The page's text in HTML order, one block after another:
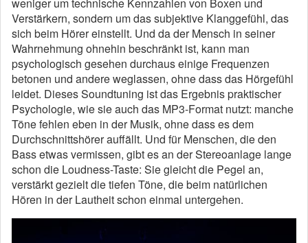
Verstärkern, sondern um das subjektive Klanggefühl, das
sich beim Hörer einstellt. Und da der Mensch in seiner
Wahrnehmung ohnehin beschränkt ist, kann man
psychologisch gesehen durchaus einige Frequenzen
betonen und andere weglassen, ohne dass das Hörgefühl
leidet. Dieses Soundtuning ist das Ergebnis praktischer
Psychologie, wie sie auch das MP3-Format nutzt: manche
Töne fehlen eben in der Musik, ohne dass es dem
Durchschnittshörer auffällt. Und für Menschen, die den
Bass etwas vermissen, gibt es an der Stereoanlage lange
schon die Loudness-Taste: Sie gleicht die Pegel an,
verstärkt gezielt die tiefen Töne, die beim natürlichen
Hören in der Lautheit schon einmal untergehen.